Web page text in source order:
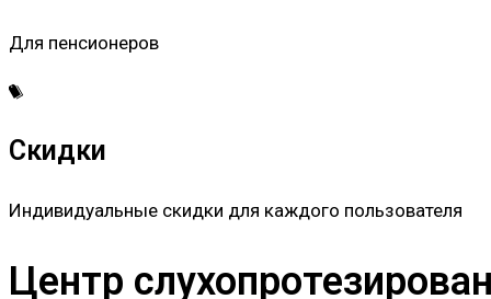
Для пенсионеров
Скидки
Индивидуальные скидки для каждого пользователя
Центр